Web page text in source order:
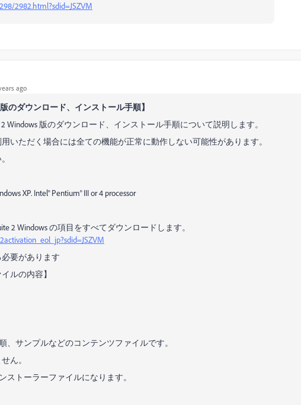
2982.html?sdid=JSZVM
ago
版のダウンロード、インストール手順】
2 Windows 版のダウンロード、インストール手順について説明します。
いただく場合には全ての機能が正常に動作しない可能性があります。
XP. Intel® Pentium® III or 4 processor
2 Windows の項目をすべてダウンロードします。
要があります
ルの内容】
、サンプルなどのコンテンツファイルです。
ん。
ストーラーファイルになります。